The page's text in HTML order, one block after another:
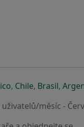
záložce
v nové záložce
se otevře v nové
, Chilese otevře v
, Brasilse
,
uživatelů/měsíc -